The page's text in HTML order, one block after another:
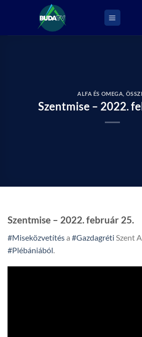
ALFA ÉS OMEGA
Szentmise – 2022.
Szentmise – 2022. február 25.
#Miseközvetítésa #Gazdagréti Szent
#Plébániából